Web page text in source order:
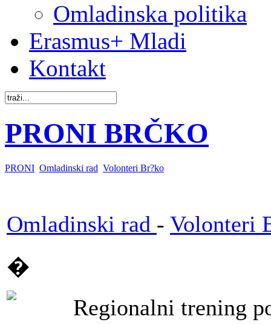
Omladinska politika
Erasmus+ Mladi
Kontakt
PRONI BRČKO
PRONI Omladinski rad Volonteri Br?ko
Omladinski rad - Volonteri
�
Regionalni trening